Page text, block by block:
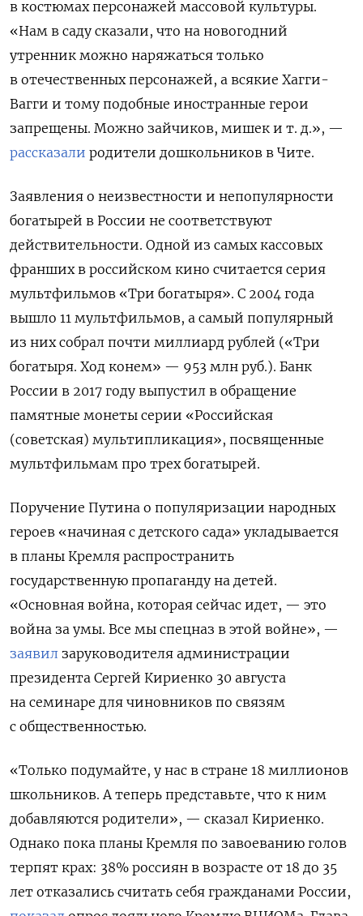
в костюмах персонажей массовой культуры.
«Нам в саду сказали, что на новогодний
утренник можно наряжаться только
в отечественных персонажей, а всякие Хагги-
Вагги и тому подобные иностранные герои
запрещены. Можно зайчиков, мишек и т. д.», —
рассказали родители дошкольников в Чите.
Заявления о неизвестности и непопулярности
богатырей в России не соответствуют
действительности. Одной из самых кассовых
франших в российском кино считается серия
мультфильмов «Три богатыря». С 2004 года
вышло 11 мультфильмов, а самый популярный
из них собрал почти миллиард рублей («Три
богатыря. Ход конем» — 953 млн руб.). Банк
России в 2017 году выпустил в обращение
памятные монеты серии «Российская
(советская) мультипликация», посвященные
мультфильмам про трех богатырей.
Поручение Путина о популяризации народных
героев «начиная с детского сада» укладывается
в планы Кремля распространить
государственную пропаганду на детей.
«Основная война, которая сейчас идет, — это
война за умы. Все мы спецназ в этой войне», —
заявил заруководителя администрации
президента Сергей Кириенко 30 августа
на семинаре для чиновников по связям
с общественностью.
«Только подумайте, у нас в стране 18 миллионов
школьников. А теперь представьте, что к ним
добавляются родители», — сказал Кириенко.
Однако пока планы Кремля по завоеванию голов
терпят крах: 38% россиян в возрасте от 18 до 35
лет отказались считать себя гражданами России,